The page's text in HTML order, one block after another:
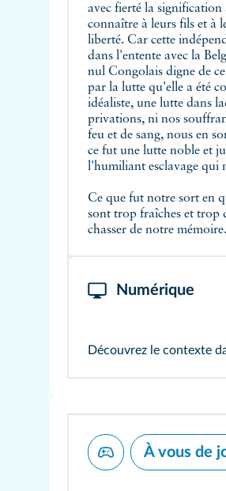
avec fierté la
connaître à leurs fils et à
liberté. Car cette
dans l'entente avec la
nul Congolais digne de
par la lutte qu'elle a été
idéaliste, une lutte dans
privations, ni nos
feu et de sang, nous en
ce fut une lutte noble et
l'humiliant esclavage qui
Ce que fut notre sort en quatre-vingts ans
sont trop fraîches et trop douloureuses encore pour que nous puissions les
chasser de notre
Numérique
À vous de